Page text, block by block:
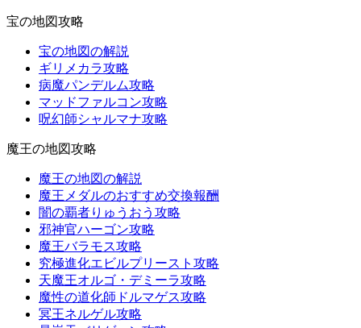
宝の地図攻略
宝の地図の解説
ギリメカラ攻略
病魔パンデルム攻略
マッドファルコン攻略
呪幻師シャルマナ攻略
魔王の地図攻略
魔王の地図の解説
魔王メダルのおすすめ交換報酬
闇の覇者りゅうおう攻略
邪神官ハーゴン攻略
魔王バラモス攻略
究極進化エビルプリースト攻略
天魔王オルゴ・デミーラ攻略
魔性の道化師ドルマゲス攻略
冥王ネルゲル攻略